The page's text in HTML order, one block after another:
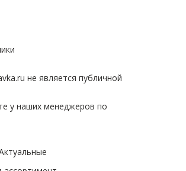
не является публичной
у наших менеджеров по